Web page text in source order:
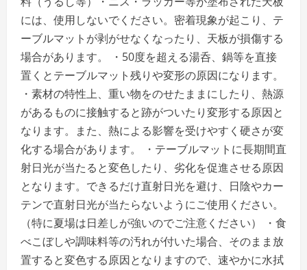
には、使用しないでください。密着現象が起こり、テ
ーブルマットが剥がせなくなったり、天板が損傷する
場合があります。 ・50度を超える湯呑、鍋等を直接
置くとテーブルマット残りや変形の原因になります。
・素材の特性上、重い物をのせたままにしたり、熱源
があるものに接触すると跡がついたり変形する原因と
なります。また、熱による影響を受けやすく硬さが変
化する場合があります。 ・テーブルマットに長期間直
射日光が当たると変色したり、劣化を促進させる原因
となります。できるだけ直射日光を避け、日陰やカー
テンで直射日光が当たらないようにご使用ください。
（特に夏場は日差しが強いのでご注意ください） ・食
べこぼしや調味料等の汚れが付いた場合、そのまま放
置すると変色する原因となりますので、速やかに水拭